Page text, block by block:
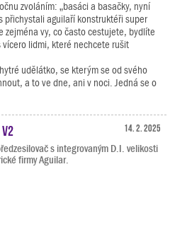
zvoláním: „basáci a basačky, nyní
přichystali aguilaří konstruktéři super
vy, co často cestujete, bydlíte
lidmi, které nechcete rušit
udělátko, se kterým se od svého
a to ve dne, ani v noci. Jedná se o
14. 2. 2025
s integrovaným D.I. velikosti
firmy Aguilar.